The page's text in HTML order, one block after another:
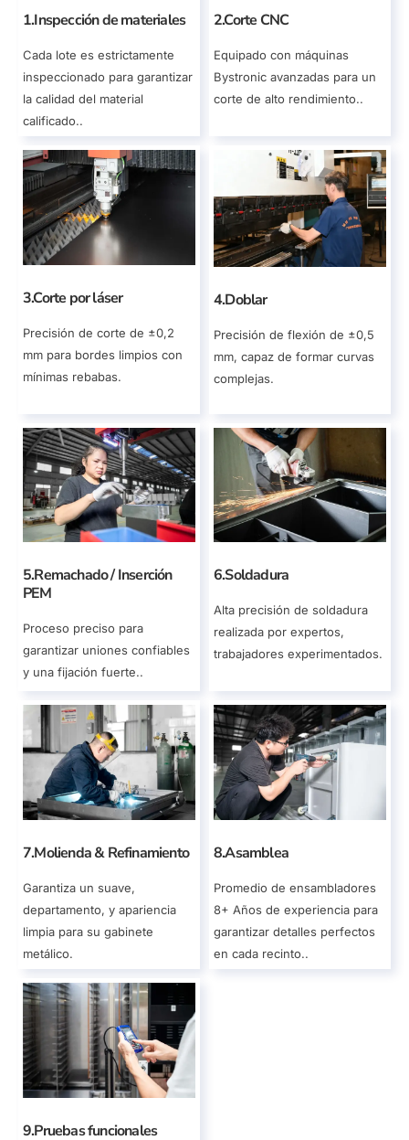
1.Inspección de materiales
Cada lote es estrictamente
inspeccionado para garantizar
la calidad del material
calificado..
2.Corte CNC
Equipado con máquinas
Bystronic avanzadas para un
corte de alto rendimiento..
3.Corte por láser
Precisión de corte de ±0,2
mm para bordes limpios con
mínimas rebabas.
4.Doblar
Precisión de flexión de ±0,5
mm, capaz de formar curvas
complejas.
5.Remachado / Inserción
PEM
Proceso preciso para
garantizar uniones confiables
y una fijación fuerte..
6.Soldadura
Alta precisión de soldadura
realizada por expertos,
trabajadores experimentados.
7.Molienda & Refinamiento
Garantiza un suave,
departamento, y apariencia
limpia para su gabinete
metálico.
8.Asamblea
Promedio de ensambladores
8+ Años de experiencia para
garantizar detalles perfectos
en cada recinto..
9.Pruebas funcionales